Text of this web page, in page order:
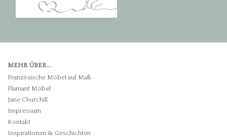
MEHR ÜBER...
Französische Möbel auf Maß
Flamant Möbel
Jane Churchill
Impressum
Kontakt
Inspirationen & Geschichten